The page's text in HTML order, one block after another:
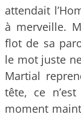
attendait
à merveille.
flot de sa
le mot juste
Martial
tête, ce
moment